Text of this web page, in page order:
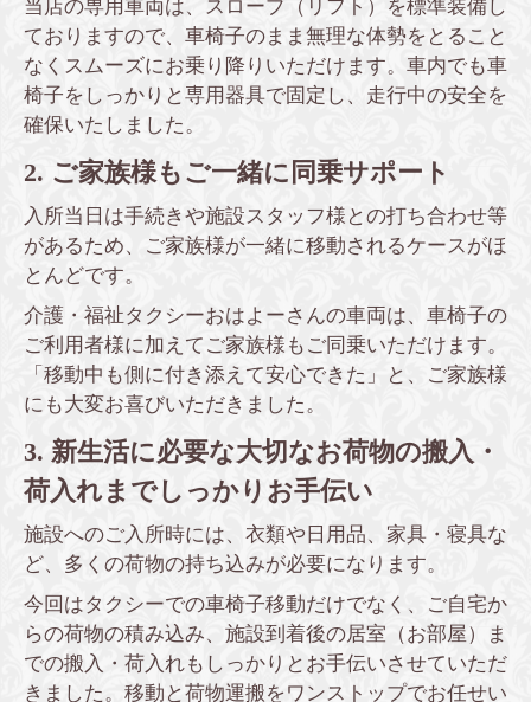
当店の専用車両は、スロープ（リフト）を標準装備し
ておりますので、車椅子のまま無理な体勢をとること
なくスムーズにお乗り降りいただけます。車内でも車
椅子をしっかりと専用器具で固定し、走行中の安全を
確保いたしました。
2. ご家族様もご一緒に同乗サポート
入所当日は手続きや施設スタッフ様との打ち合わせ等
があるため、ご家族様が一緒に移動されるケースがほ
とんどです。
介護・福祉タクシーおはよーさんの車両は、車椅子の
ご利用者様に加えてご家族様もご同乗いただけます。
「移動中も側に付き添えて安心できた」と、ご家族様
にも大変お喜びいただきました。
3. 新生活に必要な大切なお荷物の搬入・
荷入れまでしっかりお手伝い
施設へのご入所時には、衣類や日用品、家具・寝具な
ど、多くの荷物の持ち込みが必要になります。
今回はタクシーでの車椅子移動だけでなく、ご自宅か
らの荷物の積み込み、施設到着後の居室（お部屋）ま
での搬入・荷入れもしっかりとお手伝いさせていただ
きました。移動と荷物運搬をワンストップでお任せい